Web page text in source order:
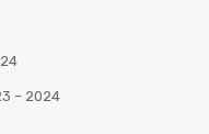
– 2024